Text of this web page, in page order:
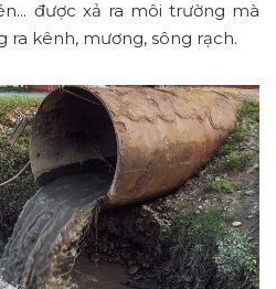
được xả ra môi trường mà
ra kênh, mương, sông rạch.